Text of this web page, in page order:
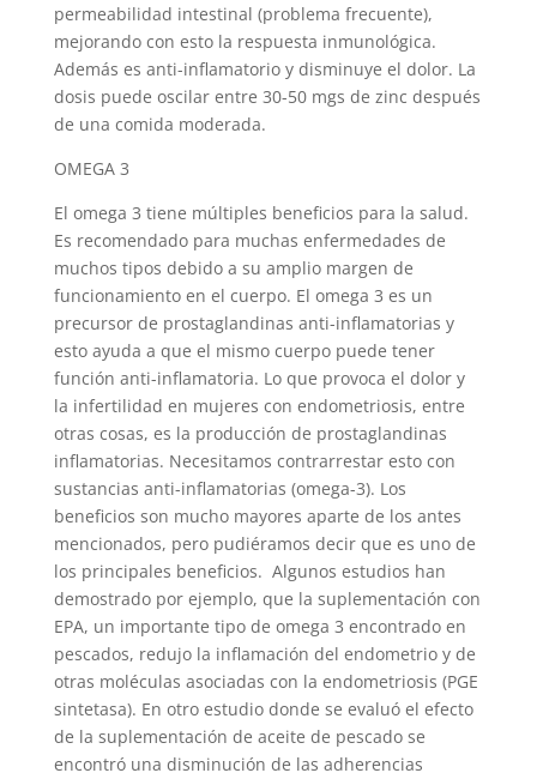
permeabilidad intestinal (problema frecuente),
mejorando con esto la respuesta inmunológica.
Además es anti-inflamatorio y disminuye el dolor. La
dosis puede oscilar entre 30-50 mgs de zinc después
de una comida moderada.
OMEGA 3
El omega 3 tiene múltiples beneficios para la salud.
Es recomendado para muchas enfermedades de
muchos tipos debido a su amplio margen de
funcionamiento en el cuerpo. El omega 3 es un
precursor de prostaglandinas anti-inflamatorias y
esto ayuda a que el mismo cuerpo puede tener
función anti-inflamatoria. Lo que provoca el dolor y
la infertilidad en mujeres con endometriosis, entre
otras cosas, es la producción de prostaglandinas
inflamatorias. Necesitamos contrarrestar esto con
sustancias anti-inflamatorias (omega-3). Los
beneficios son mucho mayores aparte de los antes
mencionados, pero pudiéramos decir que es uno de
los principales beneficios. Algunos estudios han
demostrado por ejemplo, que la suplementación con
EPA, un importante tipo de omega 3 encontrado en
pescados, redujo la inflamación del endometrio y de
otras moléculas asociadas con la endometriosis (PGE
sintetasa). En otro estudio donde se evaluó el efecto
de la suplementación de aceite de pescado se
encontró una disminución de las adherencias